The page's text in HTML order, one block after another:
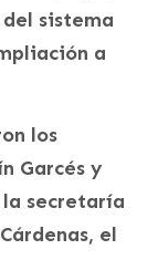
sistema
a
los
Garcés y
secretaría
el